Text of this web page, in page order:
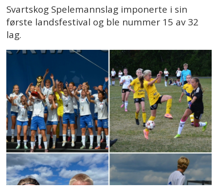
Svartskog Spelemannslag imponerte i sin
første landsfestival og ble nummer 15 av 32
lag.